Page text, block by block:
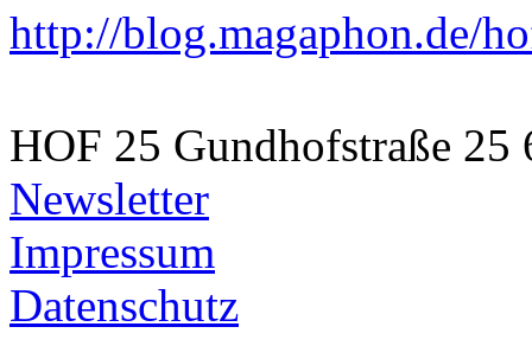
http://blog.magaphon.de/
HOF 25 Gundhofstraße 25
Newsletter
Impressum
Datenschutz